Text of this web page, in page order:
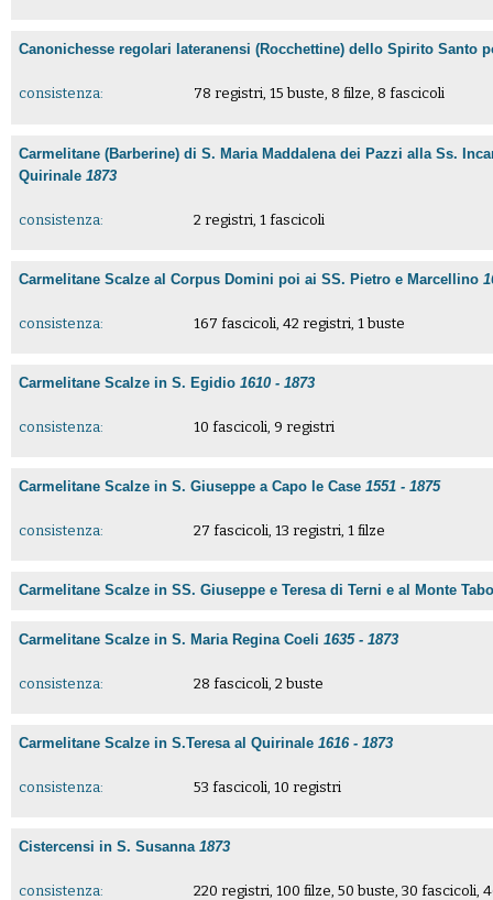
Canonichesse regolari lateranensi (Rocchettine) dello Spirito Santo
consistenza: 78 registri, 15 buste, 8 filze, 8 fascicoli
Carmelitane (Barberine) di S. Maria Maddalena dei Pazzi alla Ss.
Quirinale1873
consistenza: 2 registri, 1 fascicoli
Carmelitane Scalze al Corpus Domini poi ai SS. Pietro e Marcellino
consistenza: 167 fascicoli, 42 registri, 1 buste
Carmelitane Scalze in S. Egidio1610 - 1873
consistenza: 10 fascicoli, 9 registri
Carmelitane Scalze in S. Giuseppe a Capo le Case1551 - 1875
consistenza: 27 fascicoli, 13 registri, 1 filze
Carmelitane Scalze in SS. Giuseppe e Teresa di Terni e al Monte
Carmelitane Scalze in S. Maria Regina Coeli1635 - 1873
consistenza: 28 fascicoli, 2 buste
Carmelitane Scalze in S.Teresa al Quirinale1616 - 1873
consistenza: 53 fascicoli, 10 registri
Cistercensi in S. Susanna1873
consistenza: 220 registri, 100 filze, 50 buste, 30 fascicoli,